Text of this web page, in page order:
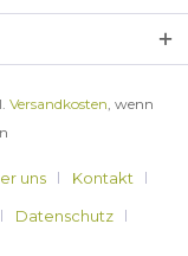
Versandkosten, wenn
uns
Kontakt
Datenschutz